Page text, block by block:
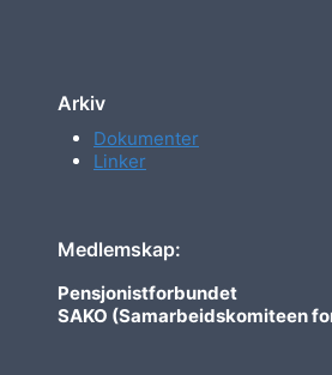
Arkiv
Dokumenter
Linker
Medlemskap:
Pensjonistforbundet
SAKO (Samarbeidskomiteen